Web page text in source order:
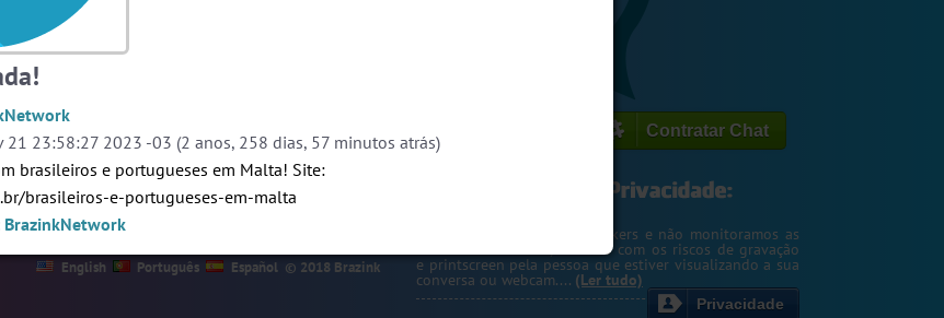
Contratar Chat
Protegemos o seu IP de hackers e não monitoramos as
webcam. Entretanto, cuidado com os riscos de gravação
e printscreen pela pessoa que estiver visualizando a sua
conversa ou webcam.... (Ler tudo)
Privacidade
English Português Español © 2018 Brazink
23:58:27 2023 -03 (2 anos, 258 dias, 57 minutos atrás)
brasileiros e portugueses em Malta! Site:
brasileiros-e-portugueses-em-malta
BrazinkNetwork